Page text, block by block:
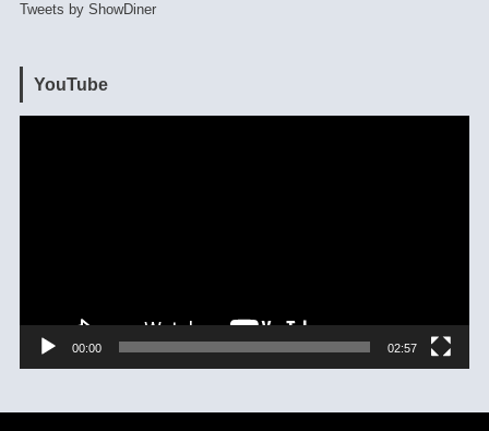
Tweets by ShowDiner
YouTube
00:00 02:57